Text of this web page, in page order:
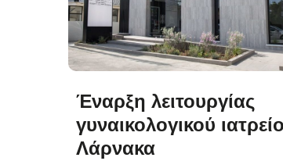
Έναρξη λειτουργίας
γυναικολογικού
Λάρνακα